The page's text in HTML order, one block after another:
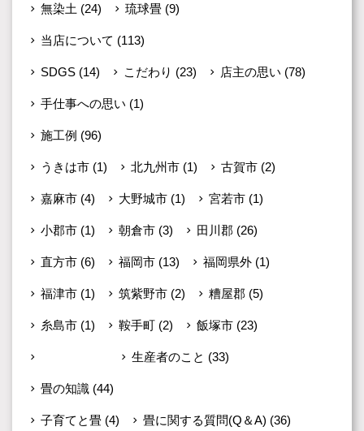
無染土 (24) 琉球畳 (9)
当店について (113)
SDGS (14) こだわり (23) 店主の思い (78)
手仕事への思い (1)
施工例 (96)
うきは市 (1) 北九州市 (1) 古賀市 (2)
嘉麻市 (4) 大野城市 (1) 宮若市 (1)
小郡市 (1) 朝倉市 (3) 田川郡 (26)
直方市 (6) 福岡市 (13) 福岡県外 (1)
福津市 (1) 筑紫野市 (2) 糟屋郡 (5)
糸島市 (1) 鞍手町 (2) 飯塚市 (23)
生産者のこと (33)
畳の知識 (44)
子育てと畳 (4) 畳に関する質問(Q＆A) (36)